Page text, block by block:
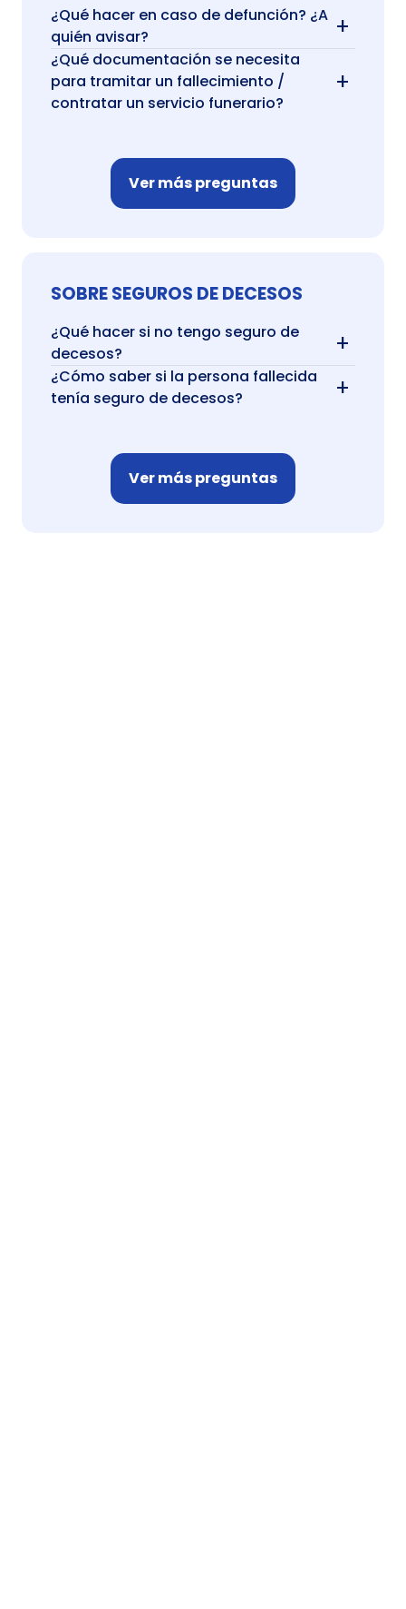
+
¿Qué hacer en caso de defunción? ¿A
quién avisar?
+
¿Qué documentación se necesita
para tramitar un fallecimiento /
contratar un servicio funerario?
Ver más preguntas
SOBRE SEGUROS DE DECESOS
+
¿Qué hacer si no tengo seguro de
decesos?
+
¿Cómo saber si la persona fallecida
tenía seguro de decesos?
Ver más preguntas